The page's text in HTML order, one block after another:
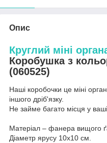
Опис
Круглий міні
Коробушка з
(060525)
Наші коробочки це міні
іншого дріб'язку.
Не займе багато місця у
Матеріал – фанера вищого
Діаметр ярусу 10х10 см.